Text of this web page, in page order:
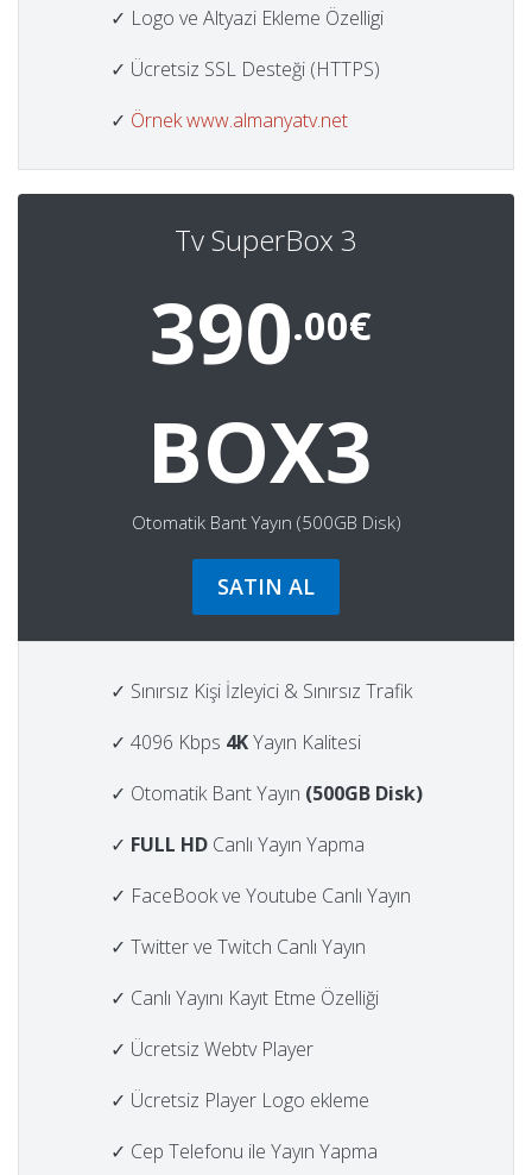
✓ Logo ve Altyazi Ekleme Özelligi
✓ Ücretsiz SSL Desteği (HTTPS)
✓ Örnek www.almanyatv.net
Tv SuperBox 3
390.00€
BOX3
Otomatik Bant Yayın (500GB Disk)
SATIN AL
✓ Sınırsız Kişi İzleyici & Sınırsız Trafik
✓ 4096 Kbps 4KYayın Kalitesi
✓ Otomatik Bant Yayın (500GB Disk)
✓ FULL HD Canlı Yayın Yapma
✓ FaceBook ve Youtube Canlı Yayın
✓ Twitter ve Twitch Canlı Yayın
✓ Canlı Yayını Kayıt Etme Özelliği
✓ Ücretsiz Webtv Player
✓ Ücretsiz Player Logo ekleme
✓ Cep Telefonu ile Yayın Yapma